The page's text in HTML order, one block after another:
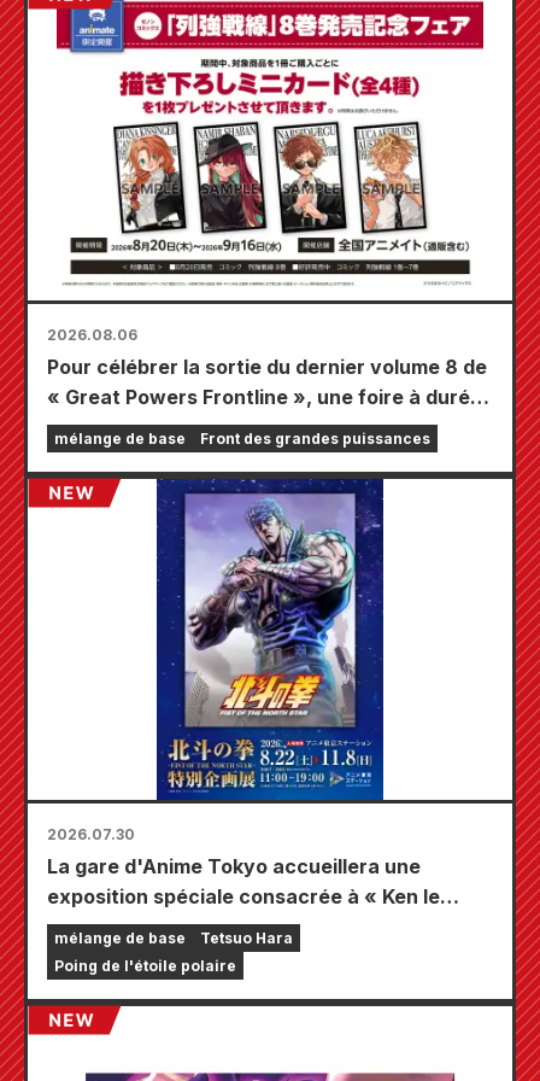
2026.08.06
Pour célébrer la sortie du dernier volume 8 de
« Great Powers Frontline », une foire à durée
limitée se tiendra dans les magasins Animate
à travers le pays à partir du 20 août, où vous
pourrez obtenir une mini-carte spécialement
dessinée (4 types au total) !
mélange de base Front des grandes puissances
2026.07.30
La gare d'Anime Tokyo accueillera une
exposition spéciale consacrée à « Ken le
Survivant » !!
mélange de base
Tetsuo Hara
Poing de l'étoile polaire